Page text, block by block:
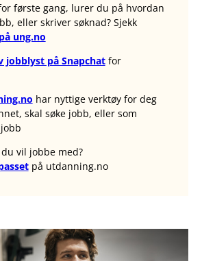
første gang, lurer du på hvordan
eller skriver søknad? Sjekk
ung.no
jobblyst på Snapchatfor
har nyttige verktøy for deg
skal søke jobb, eller som
vil jobbe med?
på utdanning.no